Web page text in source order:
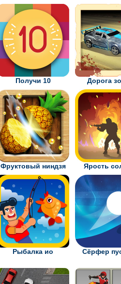
Получи 10 Дорога
Фруктовый ниндзя Ярость
Рыбалка ио Сёрфер